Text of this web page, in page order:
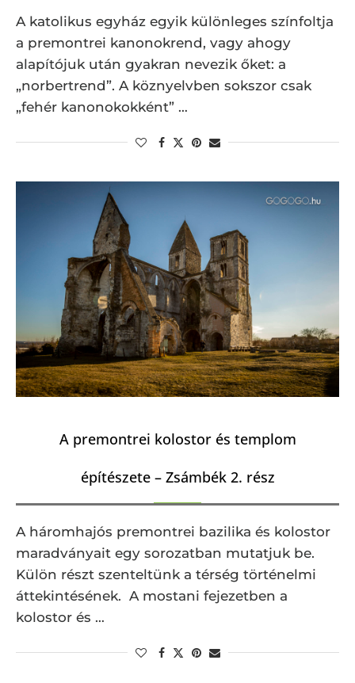
A katolikus egyház egyik különleges színfoltja
a premontrei kanonokrend, vagy ahogy
alapítójuk után gyakran nevezik őket: a
„norbertrend”. A köznyelvben sokszor csak
„fehér kanonokokként” …
A premontrei kolostor és templom
építészete – Zsámbék 2. rész
A háromhajós premontrei bazilika és kolostor
maradványait egy sorozatban mutatjuk be.
Külön részt szenteltünk a térség történelmi
áttekintésének. A mostani fejezetben a
kolostor és …